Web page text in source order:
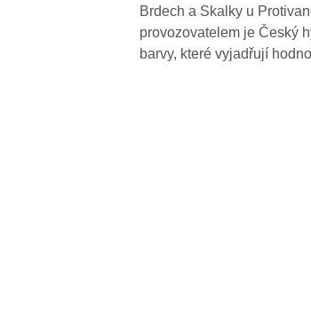
Brdech a Skalky u
provozovatelem je Český
barvy, které vyjadřují